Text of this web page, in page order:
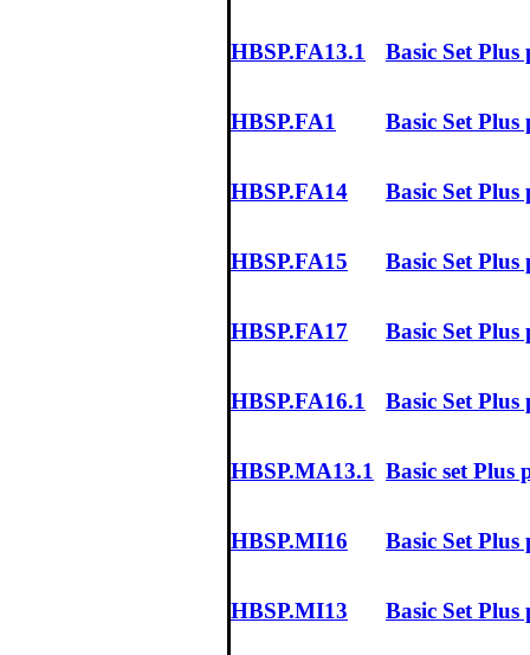
HBSP.FA13.1 Basic Set
HBSP.FA1 Basic Set
HBSP.FA14 Basic Set
HBSP.FA15 Basic Set
HBSP.FA17 Basic Set
HBSP.FA16.1 Basic Set
HBSP.MA13.1 Basic set
HBSP.MI16 Basic Set
HBSP.MI13 Basic Set